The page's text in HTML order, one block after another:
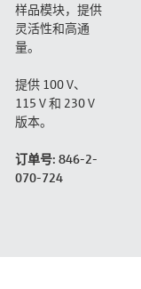
样品模块，提供
灵活性和高通
量。
提供 100 V、
115 V 和 230 V
版本。
订单号: 846-2-
070-724